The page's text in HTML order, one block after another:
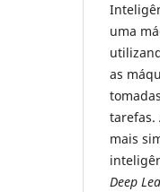
uma
as
tarefas.
mais
Deep